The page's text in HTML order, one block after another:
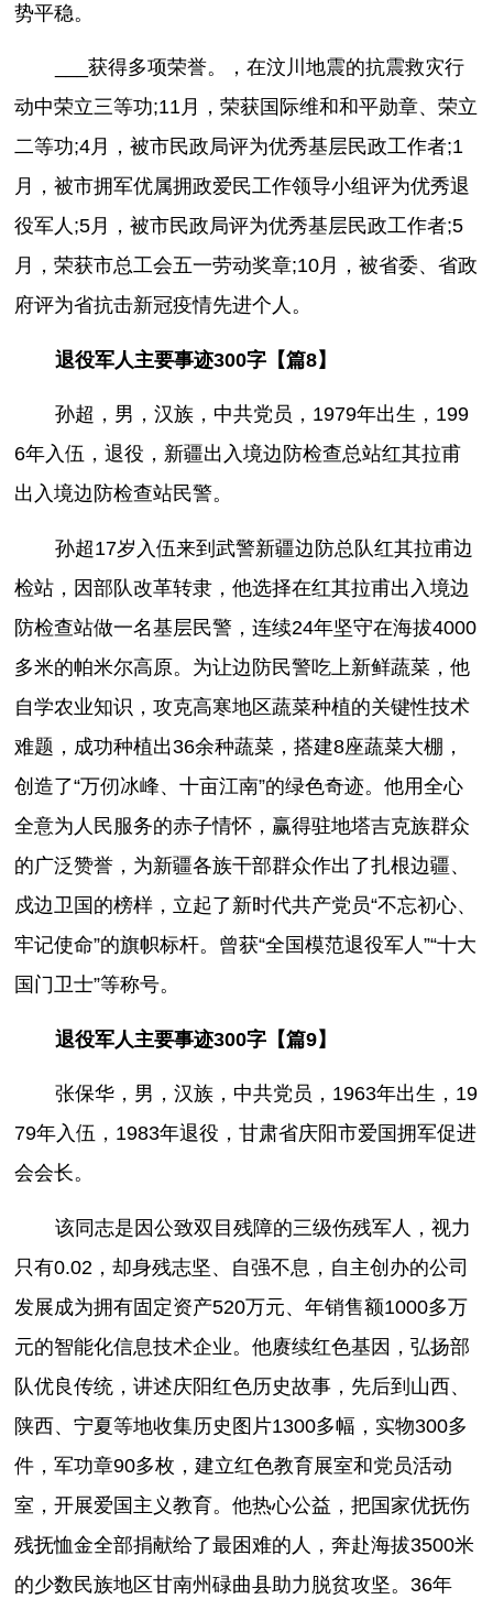
势平稳。
___获得多项荣誉。，在汶川地震的抗震救灾行
动中荣立三等功;11月，荣获国际维和和平勋章、荣立
二等功;4月，被市民政局评为优秀基层民政工作者;1
月，被市拥军优属拥政爱民工作领导小组评为优秀退
役军人;5月，被市民政局评为优秀基层民政工作者;5
月，荣获市总工会五一劳动奖章;10月，被省委、省政
府评为省抗击新冠疫情先进个人。
退役军人主要事迹300字【篇8】
孙超，男，汉族，中共党员，1979年出生，199
6年入伍，退役，新疆出入境边防检查总站红其拉甫
出入境边防检查站民警。
孙超17岁入伍来到武警新疆边防总队红其拉甫边
检站，因部队改革转隶，他选择在红其拉甫出入境边
防检查站做一名基层民警，连续24年坚守在海拔4000
多米的帕米尔高原。为让边防民警吃上新鲜蔬菜，他
自学农业知识，攻克高寒地区蔬菜种植的关键性技术
难题，成功种植出36余种蔬菜，搭建8座蔬菜大棚，
创造了“万仞冰峰、十亩江南”的绿色奇迹。他用全心
全意为人民服务的赤子情怀，赢得驻地塔吉克族群众
的广泛赞誉，为新疆各族干部群众作出了扎根边疆、
戍边卫国的榜样，立起了新时代共产党员“不忘初心、
牢记使命”的旗帜标杆。曾获“全国模范退役军人”“十大
国门卫士”等称号。
退役军人主要事迹300字【篇9】
张保华，男，汉族，中共党员，1963年出生，19
79年入伍，1983年退役，甘肃省庆阳市爱国拥军促进
会会长。
该同志是因公致双目残障的三级伤残军人，视力
只有0.02，却身残志坚、自强不息，自主创办的公司
发展成为拥有固定资产520万元、年销售额1000多万
元的智能化信息技术企业。他赓续红色基因，弘扬部
队优良传统，讲述庆阳红色历史故事，先后到山西、
陕西、宁夏等地收集历史图片1300多幅，实物300多
件，军功章90多枚，建立红色教育展室和党员活动
室，开展爱国主义教育。他热心公益，把国家优抚伤
残抚恤金全部捐献给了最困难的人，奔赴海拔3500米
的少数民族地区甘南州碌曲县助力脱贫攻坚。36年